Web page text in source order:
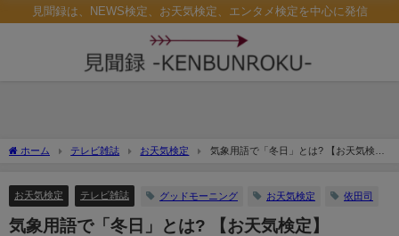
見聞録は、NEWS検定、お天気検定、エンタメ検定を中心に発信
ホーム テレビ雑誌 お天気検定
気象用語で「冬日」とは? 【お天気検
お天気検定 テレビ雑誌 グッドモーニング お天気検定 依田司
気象用語で「冬日」とは? 【お天気検定】